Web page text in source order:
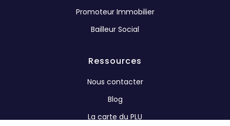
Promoteur Immobilier
Bailleur Social
Ressources
Nous contacter
Blog
La carte du PLU